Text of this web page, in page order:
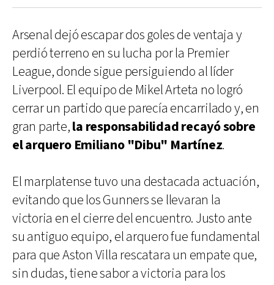
Arsenal dejó escapar dos goles de ventaja y
perdió terreno en su lucha por la Premier
League, donde sigue persiguiendo al líder
Liverpool. El equipo de Mikel Arteta no logró
cerrar un partido que parecía encarrilado y, en
gran parte,la responsabilidad recayó sobre
el arquero Emiliano "Dibu" Martínez.
El marplatense tuvo una destacada actuación,
evitando que los Gunners se llevaran la
victoria en el cierre del encuentro. Justo ante
su antiguo equipo, el arquero fue fundamental
para que Aston Villa rescatara un empate que,
sin dudas, tiene sabor a victoria para los